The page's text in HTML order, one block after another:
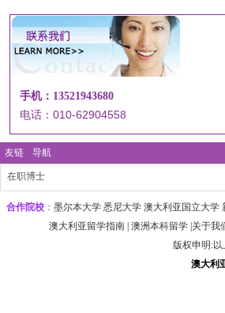
手机：13521943680
电话：010-62904558
友链 导航
在职博士
合作院校 ： 墨尔本大学‌ 悉尼大学 澳大利亚国立大学
澳大利亚留学指南 澳洲本科留学 关于我
版权申明:
澳大利